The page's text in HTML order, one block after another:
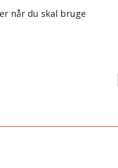
når du skal bruge